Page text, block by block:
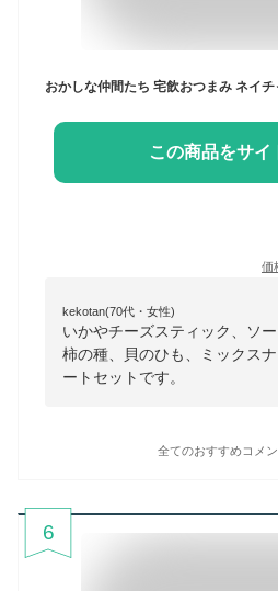
この商品をサイ
価
kekotan(70代・女性)
いかやチーズスティック、ソー
柿の種、貝のひも、ミックス
ートセットです。
全てのおすすめコメン
6